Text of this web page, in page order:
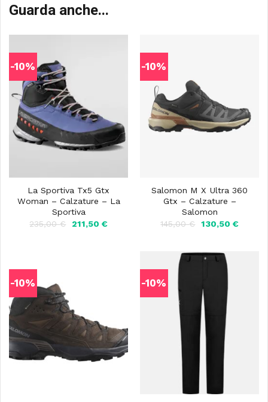
Guarda anche...
-10%
La Sportiva Tx5 Gtx
Woman – Calzature – La
Sportiva
235,00€
Il
211,50 €Il
-10%
Salomon M X Ultra 360
Gtx – Calzature –
Salomon
145,00€
Il
145,00 €.
130,50 €Il
-10% -10%